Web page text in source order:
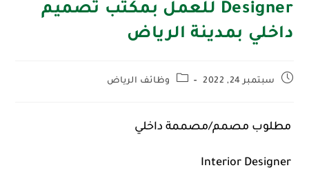
Designer للعمل بمكتب تصميم
داخلي بمدينة الرياض
سبتمبر 24, 2022 وظائف الرياض
مطلوب مصمم/مصممة داخلي
Interior Designer